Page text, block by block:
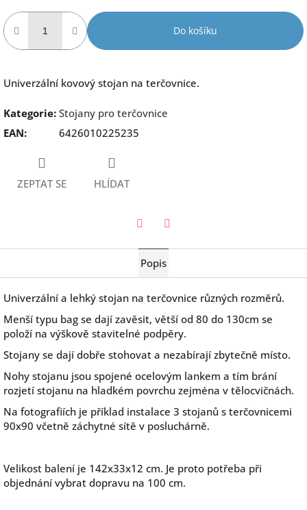
Do košíku
Univerzální kovový stojan na terčovnice.
Kategorie: Stojany pro terčovnice
EAN: 6426010225235
ZEPTAT SE HLÍDAT
Popis
Univerzální a lehký stojan na terčovnice různých rozměrů.
Menší typu bag se dají zavěsit, větší od 80 do 130cm se
položí na výškově stavitelné podpěry.
Stojany se dají dobře stohovat a nezabírají zbytečně místo.
Nohy stojanu jsou spojené ocelovým lankem a tím brání
rozjetí stojanu na hladkém povrchu zejména v tělocvičnách.
Na fotografiích je příklad instalace 3 stojanů s terčovnicemi
90x90 včetně záchytné sítě v posluchárně.
Velikost balení je 142x33x12 cm. Je proto potřeba při
objednání vybrat dopravu na 100 cm.